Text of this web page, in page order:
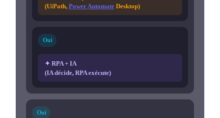
(UiPath, Power AutomateDesktop)
Oui
✦ RPA + IA
(IA décide, RPA exécute)
Oui